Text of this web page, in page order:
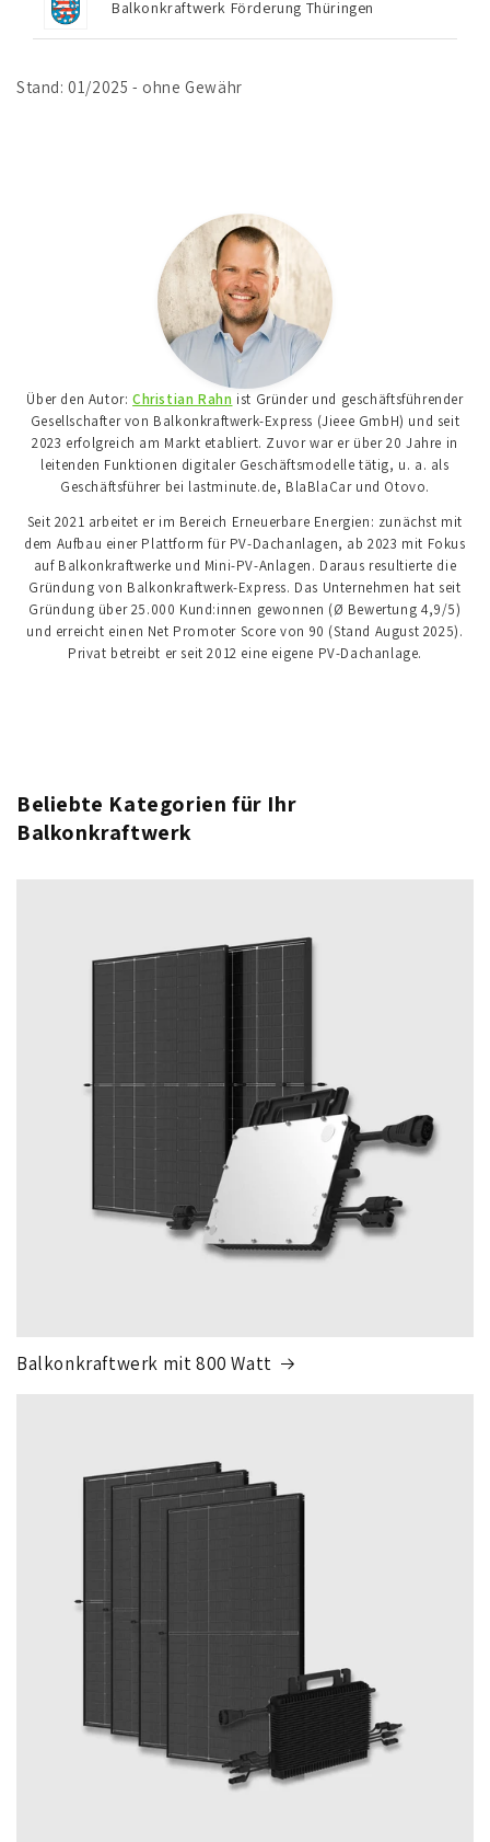
Balkonkraftwerk Förderung Thüringen
Stand: 01/2025 - ohne Gewähr
Über den Autor:Christian Rahn ist Gründer und geschäftsführender
Gesellschafter von Balkonkraftwerk-Express (Jieee GmbH) und seit
2023 erfolgreich am Markt etabliert. Zuvor war er über 20 Jahre in
leitenden Funktionen digitaler Geschäftsmodelle tätig, u. a. als
Geschäftsführer bei lastminute.de, BlaBlaCar und Otovo.
Seit 2021 arbeitet er im Bereich Erneuerbare Energien: zunächst mit
dem Aufbau einer Plattform für PV-Dachanlagen, ab 2023 mit Fokus
auf Balkonkraftwerke und Mini-PV-Anlagen. Daraus resultierte die
Gründung von Balkonkraftwerk-Express. Das Unternehmen hat seit
Gründung über 25.000 Kund:innen gewonnen (Ø Bewertung 4,9/5)
und erreicht einen Net Promoter Score von 90 (Stand August 2025).
Privat betreibt er seit 2012 eine eigene PV-Dachanlage.
Beliebte Kategorien für Ihr
Balkonkraftwerk
Balkonkraftwerk mit 800 Watt